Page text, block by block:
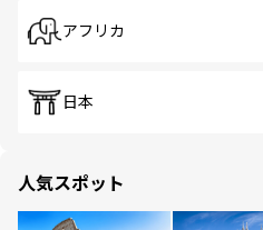
アフリカ
日本
人気スポット